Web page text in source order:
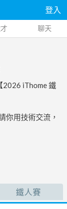
登入
聊天
2026 iThome 鐵
你用技術交流，
鐵人賽